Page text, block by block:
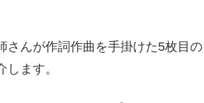
さんが作詞作曲を手掛けた5枚目
ます。